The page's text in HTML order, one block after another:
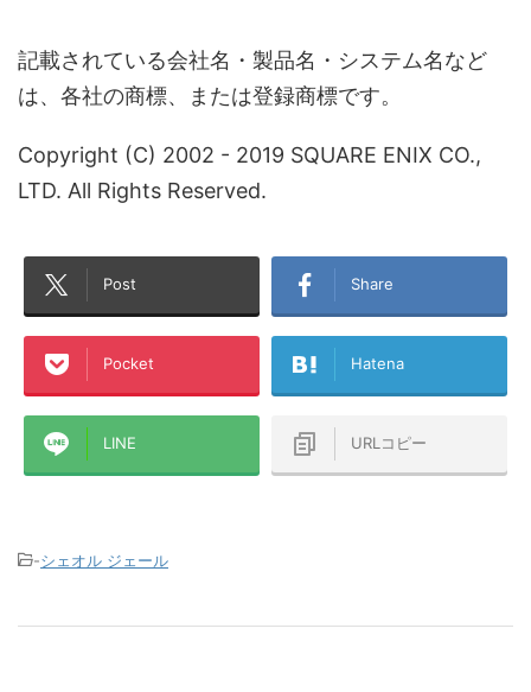
記載されている会社名・製品名・システム名など
は、各社の商標、または登録商標です。
Copyright (C) 2002 - 2019 SQUARE ENIX CO.,
LTD. All Rights Reserved.
Post Share
Pocket Hatena
LINE URLコピー
-シェオル ジェール